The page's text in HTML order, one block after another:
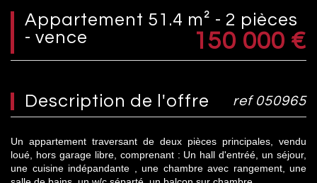
appartement 51.4 m² - 2 pièces
- vence
150 000 €
description de l'offre ref 050965
Un appartement traversant de deux pièces principales, vendu
loué, hors garage libre, comprenant : Un hall d'entréé, un séjour,
une cuisine indépandante , une chambre avec rangement, une